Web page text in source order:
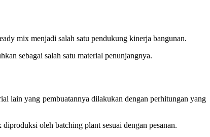
mix menjadi salah satu pendukung kinerja bangunan.
sebagai salah satu material penunjangnya.
lain yang pembuatannya dilakukan dengan perhitungan yang
oleh batching plant sesuai dengan pesanan.